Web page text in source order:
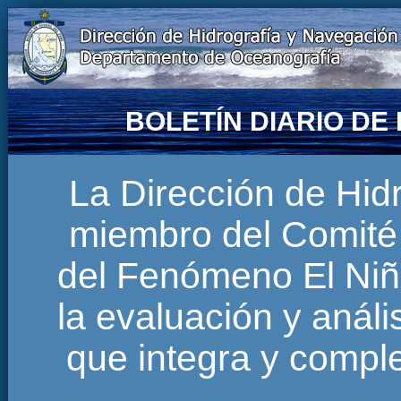
BOLETÍN DIARIO DE
La Dirección de
miembro del
del Fenómeno El
la evaluación y
que integra y